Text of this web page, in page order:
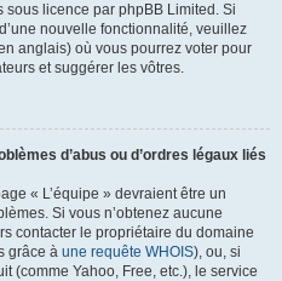
licence par phpBB Limited. Si
nouvelle fonctionnalité, veuillez
anglais) où vous pourrez voter pour
et suggérer les vôtres.
d’abus ou d’ordres légaux liés
« L’équipe » devraient être un
Si vous n’obtenez aucune
contacter le propriétaire du domaine
grâce à une requête WHOIS), ou, si
(comme Yahoo, Free, etc.), le service